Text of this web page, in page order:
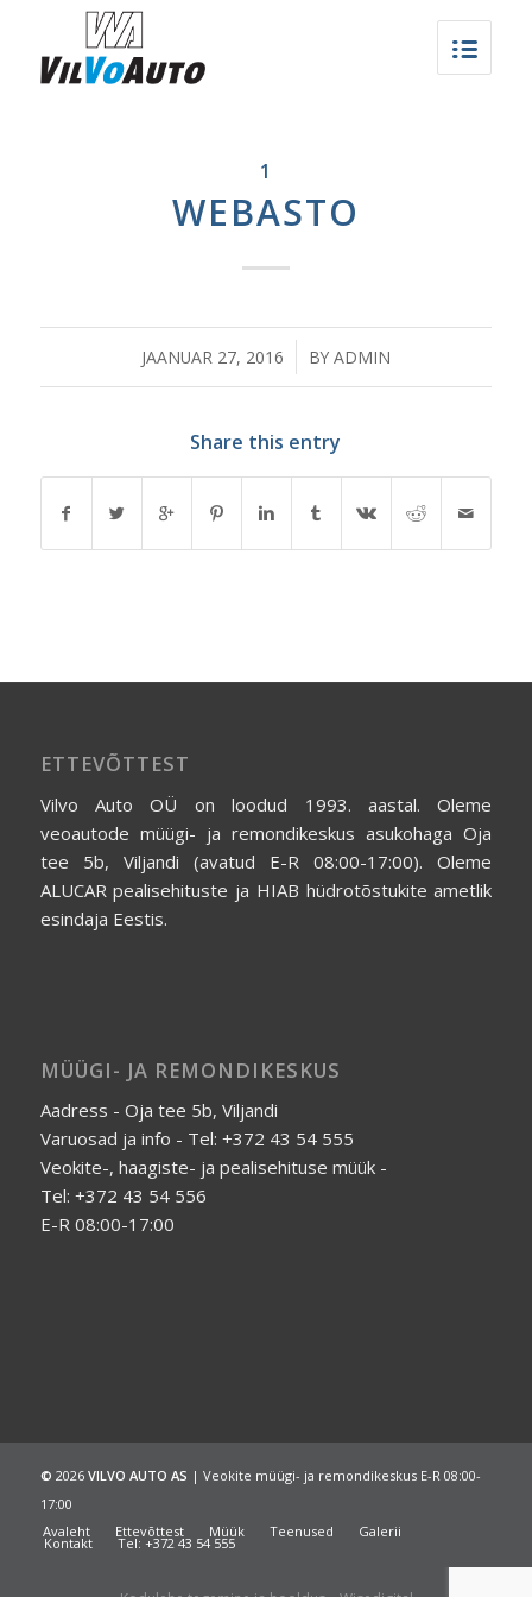
1
WEBASTO
JAANUAR 27, 2016
/ BY ADMIN
Share this entry
ETTEVÕTTEST
Vilvo Auto OÜ on loodud 1993. aastal. Oleme
veoautode müügi- ja remondikeskus asukohaga Oja
tee 5b, Viljandi (avatud E-R 08:00-17:00). Oleme
ALUCAR pealisehituste ja HIAB hüdrotõstukite ametlik
esindaja Eestis.
MÜÜGI- JA REMONDIKESKUS
Aadress - Oja tee 5b, Viljandi
Varuosad ja info - Tel: +372 43 54 555
Veokite-, haagiste- ja pealisehituse müük -
Tel: +372 43 54 556
E-R 08:00-17:00
© 2026 VILVO AUTO AS | Veokite müügi- ja remondikeskus E-R 08:00-
17:00
Avaleht
Ettevõttest Müük Teenused Galerii
Kontakt Tel: +372 43 54 555